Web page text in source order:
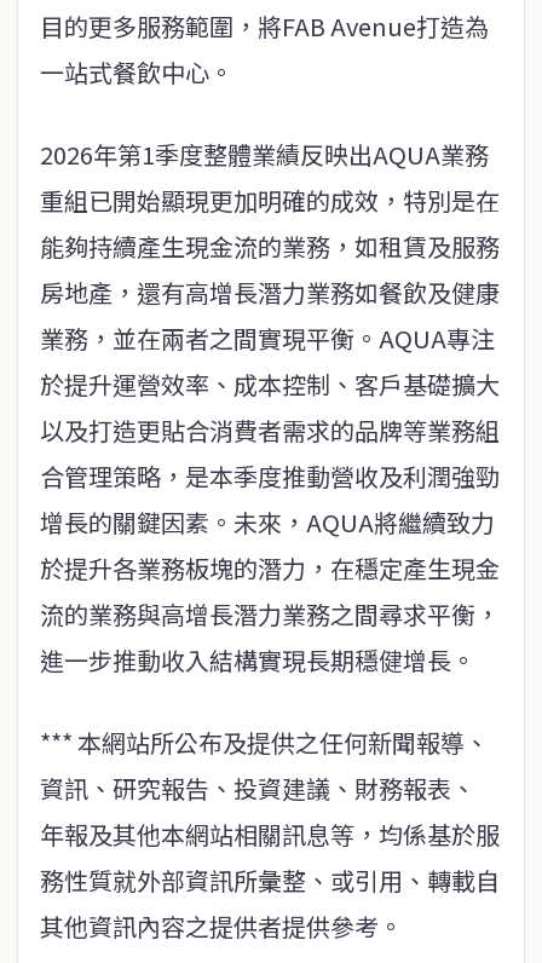
目的更多服務範圍，將FAB Avenue打造為
一站式餐飲中心。
2026年第1季度整體業績反映出AQUA業務
重組已開始顯現更加明確的成效，特別是在
能夠持續產生現金流的業務，如租賃及服務
房地產，還有高增長潛力業務如餐飲及健康
業務，並在兩者之間實現平衡。AQUA專注
於提升運營效率、成本控制、客戶基礎擴大
以及打造更貼合消費者需求的品牌等業務組
合管理策略，是本季度推動營收及利潤強勁
增長的關鍵因素。未來，AQUA將繼續致力
於提升各業務板塊的潛力，在穩定產生現金
流的業務與高增長潛力業務之間尋求平衡，
進一步推動收入結構實現長期穩健增長。
*** 本網站所公布及提供之任何新聞報導、
資訊、研究報告、投資建議、財務報表、
年報及其他本網站相關訊息等，均係基於服
務性質就外部資訊所彙整、或引用、轉載自
其他資訊內容之提供者提供參考。